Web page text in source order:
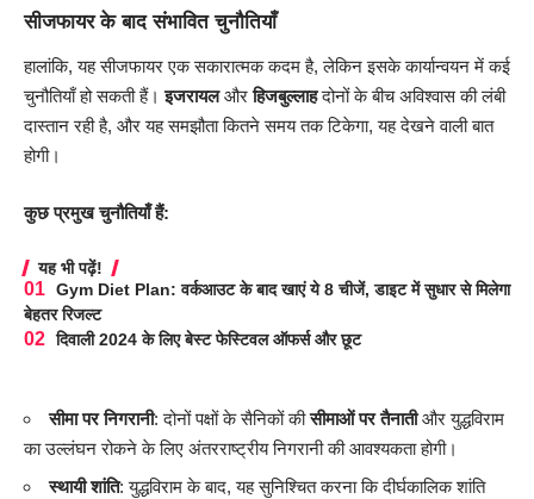
सीजफायर के बाद संभावित चुनौतियाँ
हालांकि, यह सीजफायर एक सकारात्मक कदम है, लेकिन इसके कार्यान्वयन में कई
चुनौतियाँ हो सकती हैं।इजरायलऔरहिजबुल्लाहदोनों के बीच अविश्वास की लंबी
दास्तान रही है, और यह समझौता कितने समय तक टिकेगा, यह देखने वाली बात
होगी।
कुछ प्रमुख चुनौतियाँ हैं:
यह भी पढ़ें!
Gym Diet Plan: वर्कआउट के बाद खाएं ये 8 चीजें, डाइट में सुधार से मिलेगा
बेहतर रिजल्ट
दिवाली 2024 के लिए बेस्ट फेस्टिवल ऑफर्स और छूट
सीमा पर निगरानी: दोनों पक्षों के सैनिकों कीसीमाओं पर तैनातीऔर युद्धविराम
का उल्लंघन रोकने के लिए अंतरराष्ट्रीय निगरानी की आवश्यकता होगी।
स्थायी शांति: युद्धविराम के बाद, यह सुनिश्चित करना कि दीर्घकालिक शांति